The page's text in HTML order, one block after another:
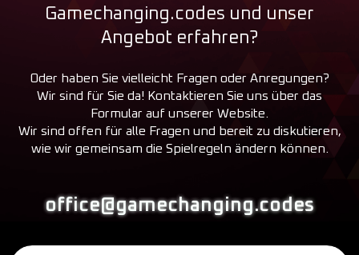
Gamechanging.codes und unser
Angebot erfahren?
Oder haben Sie vielleicht Fragen oder Anregungen?
Wir sind für Sie da! Kontaktieren Sie uns über das
Formular auf unserer Website.
Wir sind offen für alle Fragen und bereit zu diskutieren,
wie wir gemeinsam die Spielregeln ändern können.
office@gamechanging.codes